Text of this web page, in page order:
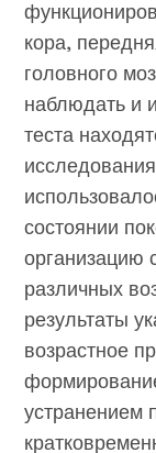
кора,
головного
наблюдать и
теста
состоянии
организацию
различных
результаты
возрастное
устранением